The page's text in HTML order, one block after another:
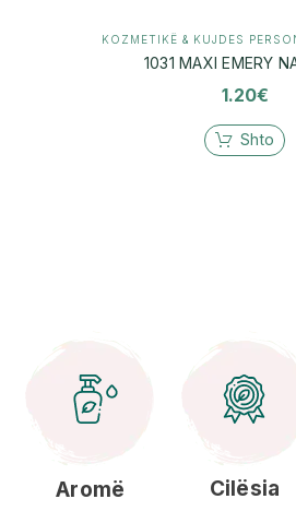
KOZMETIKË & KUJDES
1031 MAXI EMERY
1.20€
Shto
Aromë Cilësia